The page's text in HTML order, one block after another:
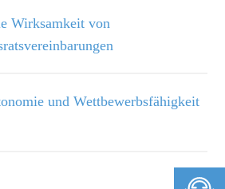
Wirksamkeit von
und Wettbewerbsfähigkeit